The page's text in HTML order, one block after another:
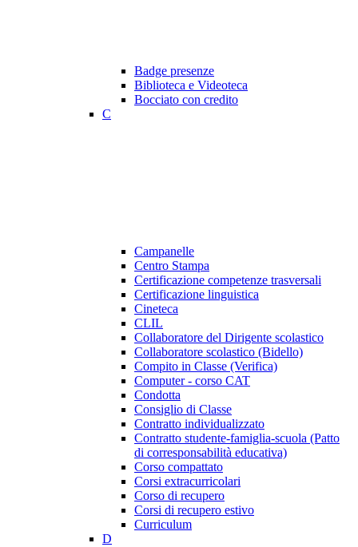
Badge presenze
Biblioteca e Videoteca
Bocciato con credito
C
Campanelle
Centro Stampa
Certificazione competenze trasversali
Certificazione linguistica
Cineteca
CLIL
Collaboratore del Dirigente scolastico
Collaboratore scolastico (Bidello)
Compito in Classe (Verifica)
Computer - corso CAT
Condotta
Consiglio di Classe
Contratto individualizzato
Contratto studente-famiglia-scuola (Patto
di corresponsabilità educativa)
Corso compattato
Corsi extracurricolari
Corso di recupero
Corsi di recupero estivo
Curriculum
D